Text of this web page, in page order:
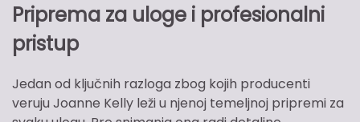
Priprema za uloge i profesionalni
pristup
Jedan od ključnih razloga zbog kojih producenti
veruju Joanne Kelly leži u njenoj temeljnoj pripremi za